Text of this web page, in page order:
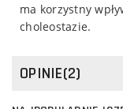
ma korzystny
choleostazie.
OPINIE(2)